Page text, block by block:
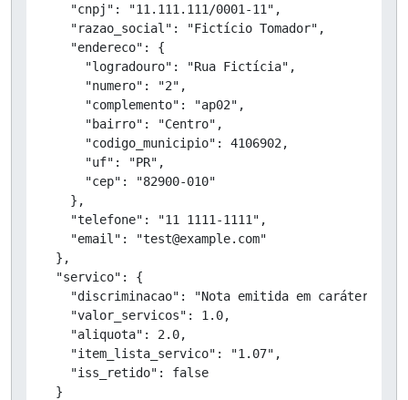
    "cnpj": "11.111.111/0001-11",
    "razao_social": "Fictício Tomador",
    "endereco": {
      "logradouro": "Rua Fictícia",
      "numero": "2",
      "complemento": "ap02",
      "bairro": "Centro",
      "codigo_municipio": 4106902,
      "uf": "PR",
      "cep": "82900-010"
    },
    "telefone": "11 1111-1111",
    "email": "test@example.com"
  },
  "servico": {
"discriminacao": "Nota emitida em caráter de
    "valor_servicos": 1.0,
    "aliquota": 2.0,
    "item_lista_servico": "1.07",
    "iss_retido": false
  }